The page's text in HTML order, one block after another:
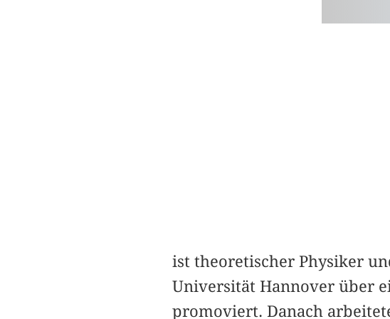
ist theoretischer Physiker
Universität Hannover über
promoviert. Danach